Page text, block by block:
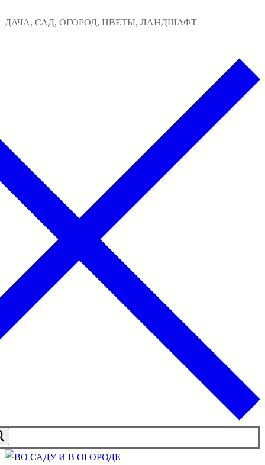
к
ДАЧА, САД, ОГОРОД, ЦВЕТЫ, ЛАНДШАФТ